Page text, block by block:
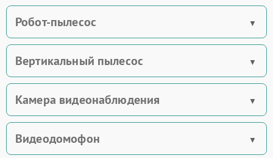
Робот-пылесос
Вертикальный пылесос
Камера видеонаблюдения
Видеодомофон